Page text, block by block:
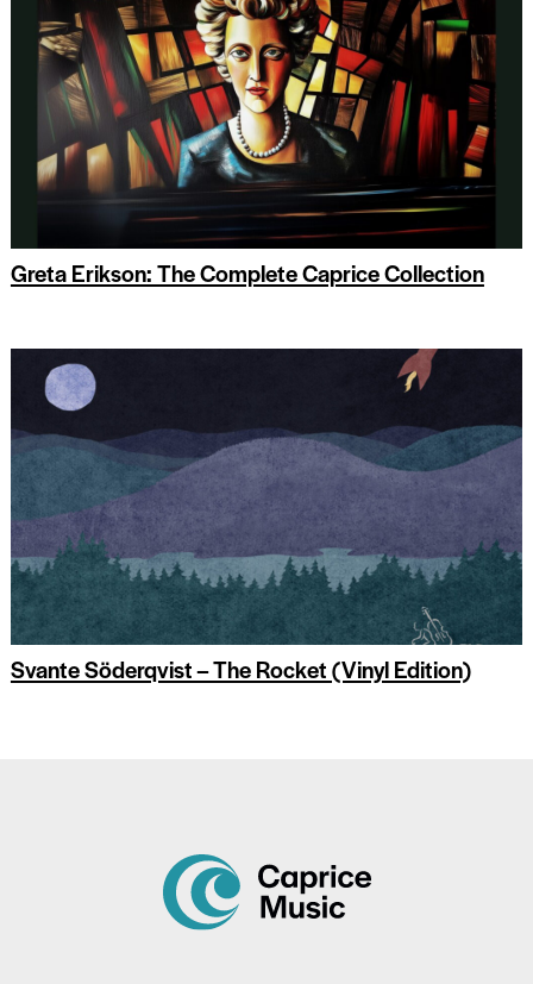
Greta Erikson: The Complete Caprice Collection
Svante Söderqvist – The Rocket (Vinyl Edition)